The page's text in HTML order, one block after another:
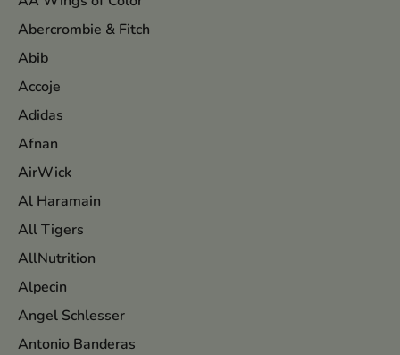
Abercrombie & Fitch
Abib
Accoje
Adidas
Afnan
AirWick
Al Haramain
All Tigers
AllNutrition
Alpecin
Angel Schlesser
Antonio Banderas